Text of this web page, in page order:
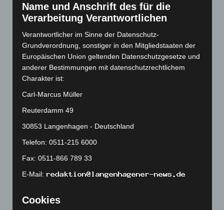
Januar 2023(140)
Dezember 2022(130)
November 2022(167)
Oktober 2022(166)
September 2022(205)
August 2022(166)
Juli 2022(133)
Juni 2022(167)
Mai 2022(177)
April 2022(198)
März 2022(221)
Februar 2022(189)
Dezember 2021
Name und Anschrift des für die
Verarbeitung Verantwortlichen
Verantwortlicher im Sinne der Datenschutz-
Grundverordnung, sonstiger in den Mitgliedstaaten der
Europäischen Union geltenden Datenschutzgesetze und
anderer Bestimmungen mit datenschutzrechtlichem
Charakter ist:
Carl-Marcus Müller
Reuterdamm 49
30853 Langenhagen - Deutschland
Telefon: 0511-215 6000
Fax: 0511-866 789 33
E-Mail:
Cookies